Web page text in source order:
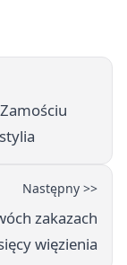
Następny >>
zakazach
więzienia